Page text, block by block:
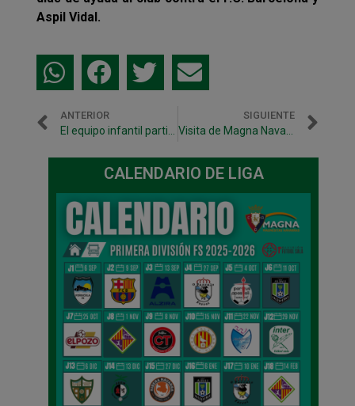
Aspil Vidal.
ANTERIOR
El equipo infantil participará en la Copa de España de Ciudad Real
SIGUIENTE
Visita de Magna Navarra al Mercado nuevo de Pamplona
CALENDARIO DE LIGA